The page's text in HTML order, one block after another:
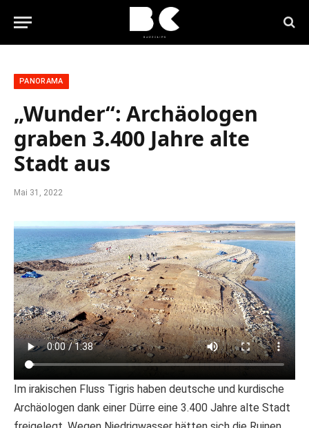
PANORAMA
„Wunder“: Archäologen
graben 3.400 Jahre alte
Stadt aus
Mai 31, 2022
Im irakischen Fluss Tigris haben deutsche und kurdische
Archäologen dank einer Dürre eine 3.400 Jahre alte Stadt